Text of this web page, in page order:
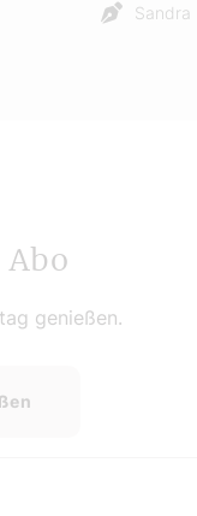
Sandra
Abo
genießen.